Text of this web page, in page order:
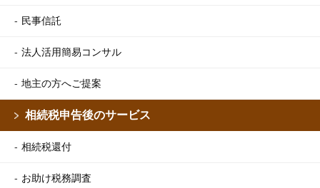
民事信託
法人活用簡易コンサル
地主の方へご提案
相続税申告後のサービス
相続税還付
お助け税務調査